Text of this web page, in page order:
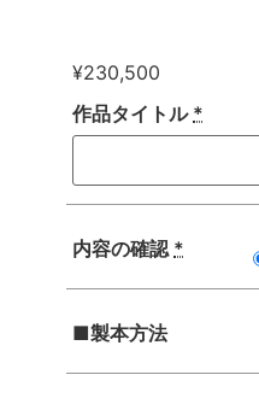
¥230,500
作品タイトル *
内容の確認 *
■製本方法